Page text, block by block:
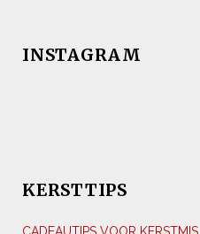
INSTAGRAM
KERSTTIPS
CADEAUTIPS VOOR KERSTMIS